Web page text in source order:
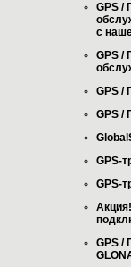
GPS /
с
GPS /
GPS /
GPS /
GPS-
GPS-
GPS /